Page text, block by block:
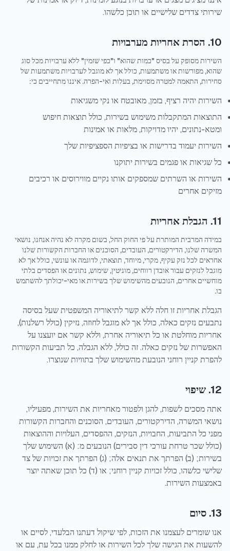
שירותי צדדים שלישיים או תוכן כלשהו.
10. הסרת אחריות מערבויות
השירות מסופק על בסיס "כמות שהוא" ו"כפי שזמין" ללא ערבויות מכל סוג
שהוא, מפורשות או משתמעות, כולל אך לא מוגבל לערבויות משתמעות של
סחירות, התאמה למטרה מסוימת, בעלות ואי-הפרה. איננו מתחייבים כי:
השירות יהיה רציף, בזמן, מאובטח או נקי משגיאות
התוצאות המתקבלות משימוש בשירות, כולל תוצאות חיפוש
ומטא-נתונים, יהיו מדויקות, מלאות או אמינות
השירות יעמוד בדרישות או בציפיות הספציפיות שלך
כל שגיאות או פגמים בשירות יתוקנו
השירות או השרתים שמספקים אותו נקיים מווירוסים או רכיבים
מזיקים אחרים
11. הגבלת אחריות
במידה המרבית המותרת על פי החוק החל, בשום מקרה לא נהיה אנחנו, נושאי
המשרה שלנו, הדירקטורים, העובדים, הסוכנים או החברות הקשורות שלנו
אחראים לכל נזק עקיף, מקרי, מיוחד, תוצאתי, לדוגמה או עונשי, כולל אך לא
מוגבל לנזקים עבור אובדן רווחים, מוניטין, שימוש, נתונים או הפסדים בלתי
מוחשיים אחרים, הנובעים מהשימוש שלך בשירות או מאי-יכולתך להשתמש
בו.
הגבלת אחריות זו חלה ללא קשר לתיאוריה המשפטית שעל בסיסה
נתבעים נזקים כאלה, כולל אך לא מוגבל לחוזה, נזיקין (כולל רשלנות),
אחריות מוחלטת או כל תיאוריה אחרת, וללא קשר אם יועצנו על
האפשרות של נזקים כאלה. זה כולל, ללא הגבלה, כל תביעות הקשורות
להפרת קניין רוחני הנובעת מהשימוש שלך בתוויות שנוצרו.
12. שיפוי
אתה מסכים לשפות, להגן ולפטור מאחריות את השירות, מפעיליו,
נושאי המשרה, הדירקטורים, העובדים, הסוכנים והחברות הקשורות
מפני כל התביעות, החבויות, הנזקים, ההפסדים, העלויות וההוצאות
(כולל שכר טרחת עורכי דין סבירים) הנובעים מ: (א) השימוש שלך
בשירות; (ב) הפרתך את תנאים אלה; (ג) הפרתך את זכויות של צד
שלישי כלשהו, כולל זכויות קניין רוחני; או (ד) כל תוכן שאתה יוצר
באמצעות השירות.
13. סיום
אנו שומרים לעצמנו את הזכות, לפי שיקול דעתנו הבלעדי, לסיים או
להשעות את הגישה שלך לכל השירות או לחלק ממנו בכל עת, עם או